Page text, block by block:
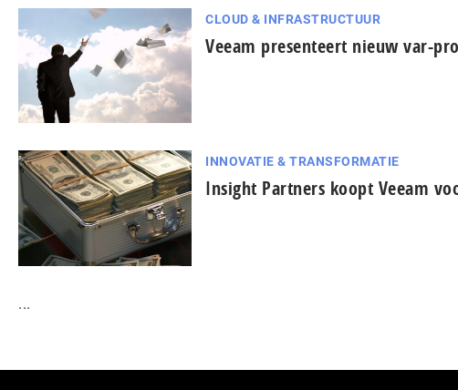
CLOUD & INFRASTRUCTUUR
Veeam presenteert nieuw var-
INNOVATIE & TRANSFORMATIE
Insight Partners koopt Veeam
...